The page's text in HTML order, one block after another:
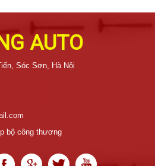
AUTO
Sóc Sơn, Hà Nội
bộ công thương